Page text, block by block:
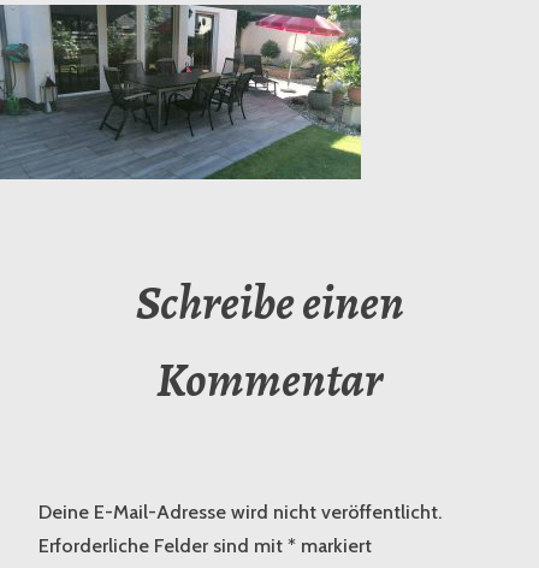
Schreibe einen
Kommentar
Deine E-Mail-Adresse wird nicht veröffentlicht.
Erforderliche Felder sind mit * markiert